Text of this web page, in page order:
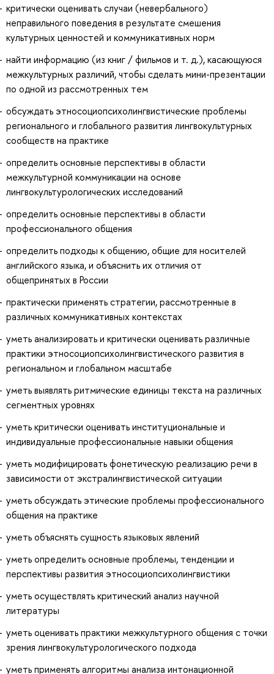
критически оценивать случаи (невербального)
неправильного поведения в результате смешения
культурных ценностей и коммуникативных норм
найти информацию (из книг / фильмов и т. д.), касающуюся
межкультурных различий, чтобы сделать мини-презентации
по одной из рассмотренных тем
обсуждать этносоциопсихолингвистические проблемы
регионального и глобального развития лингвокультурных
сообществ на практике
определить основные перспективы в области
межкультурной коммуникации на основе
лингвокультурологических исследований
определить основные перспективы в области
профессионального общения
определить подходы к общению, общие для носителей
английского языка, и объяснить их отличия от
общепринятых в России
практически применять стратегии, рассмотренные в
различных коммуникативных контекстах
уметь анализировать и критически оценивать различные
практики этносоциопсихолингвистического развития в
региональном и глобальном масштабе
уметь выявлять ритмические единицы текста на различных
сегментных уровнях
уметь критически оценивать институциональные и
индивидуальные профессиональные навыки общения
уметь модифицировать фонетическую реализацию речи в
зависимости от экстралингвистической ситуации
уметь обсуждать этические проблемы профессионального
общения на практике
уметь объяснять сущность языковых явлений
уметь определить основные проблемы, тенденции и
перспективы развития этносоциопсихолингвистики
уметь осуществлять критический анализ научной
литературы
уметь оценивать практики межкультурного общения с точки
зрения лингвокультурологического подхода
уметь применять алгоритмы анализа интонационной